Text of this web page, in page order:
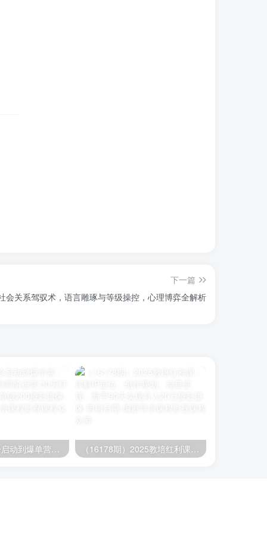
下一篇
会关系驾驭术，语言雕琢与等级操控，心理博弈全解析
（16177期）冷启动到爆单营：从猜你喜欢打法到高阶运营,30天打造爆款店铺,日订单破200 （16178期）2025教培红利课：详解IP定位、创作规划、流量变现，新手90天实现月入20万